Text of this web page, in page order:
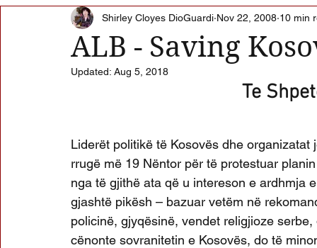
Macedonia Montenegro Presheva
Albanian Nation Alb-Serb Relations
ALB - Saving
Shirley Cloyes DioGuardi Nov 22, 2008 10 min
Updated: Aug 5, 2018
Te
Liderët politikë të Kosovës dhe
rrugë më 19 Nëntor për të protestuar
nga të gjithë ata që u intereson e ardhmja
gjashtë pikësh – bazuar vetëm në
policinë, gjyqësinë, vendet religjioze
cënonte sovranitetin e Kosovës, do të